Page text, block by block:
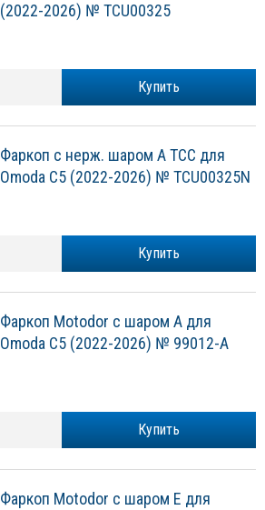
(2022-2026) № TCU00325
Купить
Фаркоп с нерж. шаром А ТСС для
Omoda С5 (2022-2026) № TCU00325N
Купить
Фаркоп Motodor с шаром А для
Omoda С5 (2022-2026) № 99012-A
Купить
Фаркоп Motodor с шаром E для